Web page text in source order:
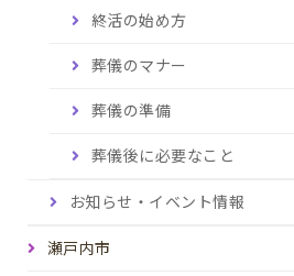
終活の始め方
葬儀のマナー
葬儀の準備
葬儀後に必要なこと
お知らせ・イベント情報
瀬戸内市